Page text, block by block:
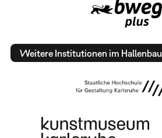
Weitere Institutionen im Hallenbau